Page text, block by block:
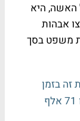
האשה, היא
אבהות
משפט בסך
זה בזמן